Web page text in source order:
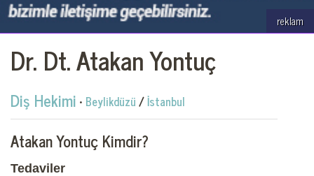
reklam
Dr. Dt. Atakan Yontuç
Diş Hekimi • Beylikdüzü/İstanbul
Atakan Yontuç Kimdir?
Tedaviler